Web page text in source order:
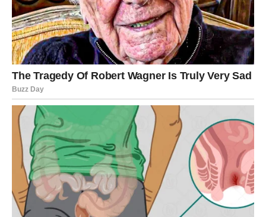
oni se fokusiraju na produktivne razgovore koji im pomažu
da napreduju. To im omogućuje da izgrade pozitivnu
atmosferu oko sebe i da se usmjere na rješenja, a ne na
probleme.
Iako je normalno osjećati ponos zbog svojih postignuća,
pametni ljudi se ne hvale svojim uspjesima. Prekomjerno
isticanje vlastitih dostignuća može izazvati zavist i stvoriti
dojam arogancije. Pametni ljudi razumiju da je puno snažniji
način pokazivanja svojih sposobnosti tiha samouvjerenost.
Umjesto da se hvale, oni daju najbolje od sebe, a njihova djela
govore za njih.